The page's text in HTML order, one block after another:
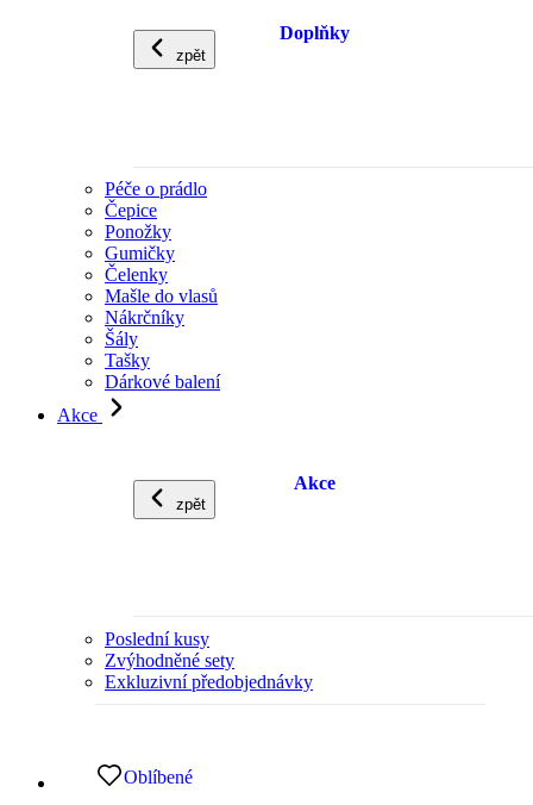
zpět
Doplňky
Péče o prádlo
Čepice
Ponožky
Gumičky
Čelenky
Mašle do vlasů
Nákrčníky
Šály
Tašky
Dárkové balení
Akce
zpět
Akce
Poslední kusy
Zvýhodněné sety
Exkluzivní předobjednávky
Oblíbené